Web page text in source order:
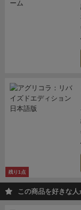
ワー、に
で得点を
う必要は
増やすタ
い、種を
繰り返し
中央のボ
を実行しま
物を収穫し
を納品し
フェーズ
行ったら
スカードを
ゲームで５
残り1点
この商品を好きな